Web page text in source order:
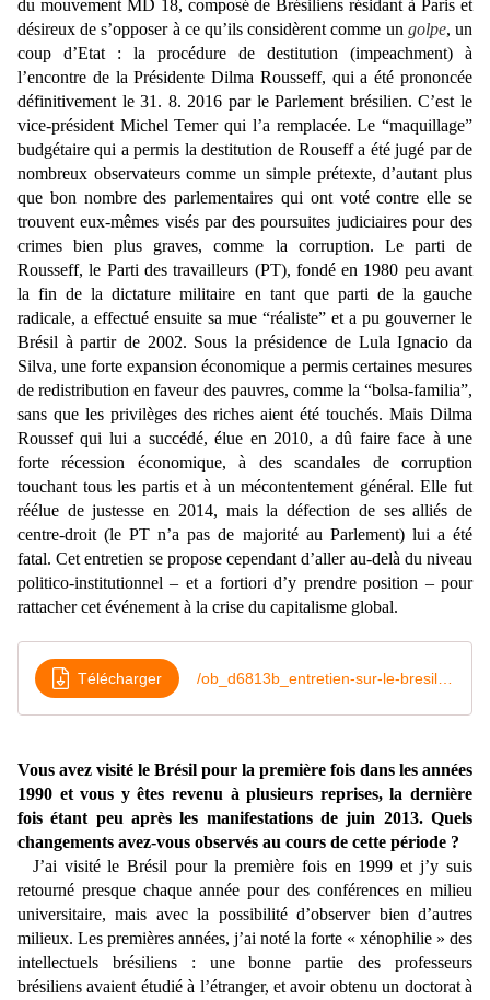
du mouvement MD 18, composé de Brésiliens résidant à Paris et
désireux de s’opposer à ce qu’ils considèrent comme un golpe, un
coup d’Etat : la procédure de destitution (impeachment) à
l’encontre de la Présidente Dilma Rousseff, qui a été prononcée
définitivement le 31. 8. 2016 par le Parlement brésilien. C’est le
vice-président Michel Temer qui l’a remplacée. Le “maquillage”
budgétaire qui a permis la destitution de Rouseff a été jugé par de
nombreux observateurs comme un simple prétexte, d’autant plus
que bon nombre des parlementaires qui ont voté contre elle se
trouvent eux-mêmes visés par des poursuites judiciaires pour des
crimes bien plus graves, comme la corruption. Le parti de
Rousseff, le Parti des travailleurs (PT), fondé en 1980 peu avant
la fin de la dictature militaire en tant que parti de la gauche
radicale, a effectué ensuite sa mue “réaliste” et a pu gouverner le
Brésil à partir de 2002. Sous la présidence de Lula Ignacio da
Silva, une forte expansion économique a permis certaines mesures
de redistribution en faveur des pauvres, comme la “bolsa-familia”,
sans que les privilèges des riches aient été touchés. Mais Dilma
Roussef qui lui a succédé, élue en 2010, a dû faire face à une
forte récession économique, à des scandales de corruption
touchant tous les partis et à un mécontentement général. Elle fut
réélue de justesse en 2014, mais la défection de ses alliés de
centre-droit (le PT n’a pas de majorité au Parlement) lui a été
fatal. Cet entretien se propose cependant d’aller au-delà du niveau
politico-institutionnel – et a fortiori d’y prendre position – pour
rattacher cet événement à la crise du capitalisme global.
Télécharger
Vous avez visité le Brésil pour la première fois dans les années
1990 et vous y êtes revenu à plusieurs reprises, la dernière
fois étant peu après les manifestations de juin 2013. Quels
changements avez-vous observés au cours de cette période ?
J’ai visité le Brésil pour la première fois en 1999 et j’y suis
retourné presque chaque année pour des conférences en milieu
universitaire, mais avec la possibilité d’observer bien d’autres
milieux. Les premières années, j’ai noté la forte « xénophilie » des
intellectuels brésiliens : une bonne partie des professeurs
brésiliens avaient étudié à l’étranger, et avoir obtenu un doctorat à